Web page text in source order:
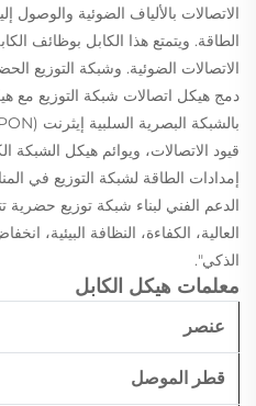
الاتصالات بالألياف الضوئية والوصول
الطاقة. ويتمتع هذا الكابل بوظائف
دمج هيكل اتصالات شبكة التوزيع مع
قيود الاتصالات، ويوائم هيكل الشبكة
إمدادات الطاقة لشبكة التوزيع في
الدعم الفني لبناء شبكة توزيع حضرية
العالية، الكفاءة، النظافة البيئية،
الذكي".
معلمات هيكل الكابل
عنصر
قطر الموصل